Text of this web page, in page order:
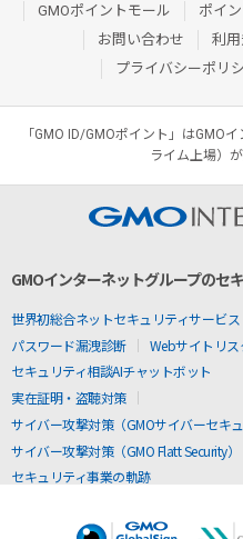
GMOポイントモール
ポイ
お問い合わせ
利
プライバシーポリ
「GMO ID/GMOポイント」はGMO
ライム上場）
GMOインターネットグループのセ
世界初総合ネットセキュリティサービス
パスワード漏洩診断
Webサイトリス
セキュリティ相談AIチャットボット
実在証明・盗聴対策
サイバー攻撃対策（GMOサイバーセキ
サイバー攻撃対策（GMO Flatt Security）
セキュリティ事業の軌跡